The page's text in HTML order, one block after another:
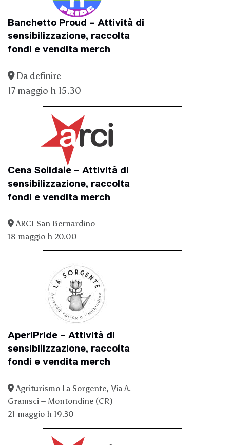
Banchetto Proud – Attività di
sensibilizzazione, raccolta
fondi e vendita merch
Da definire
17 maggio h 15.30
Cena Solidale – Attività di
sensibilizzazione, raccolta
fondi e vendita merch
ARCI San Bernardino
18 maggio h 20.00
AperiPride – Attività di
sensibilizzazione, raccolta
fondi e vendita merch
Agriturismo La Sorgente, Via A.
Gramsci – Montondine (CR)
21 maggio h 19.30